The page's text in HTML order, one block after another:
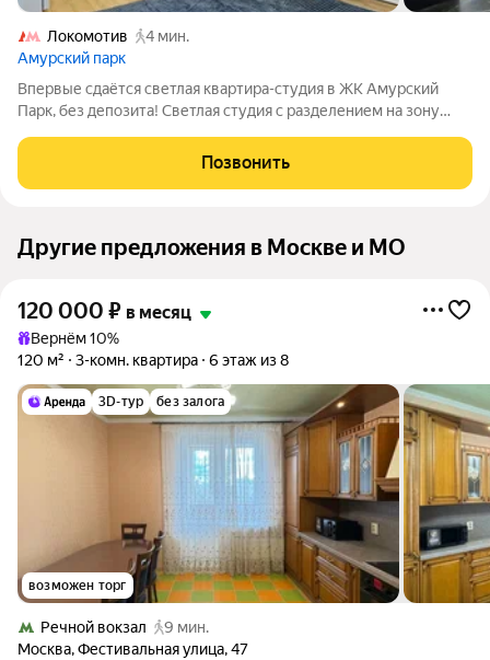
Локомотив
4 мин.
Амурский парк
Впервые сдаётся светлая квартира-студия в ЖК Амурский
Парк, без депозита! Светлая студия с разделением на зону
кабинкой. Выполнен качественный евроремонт в светлых
тонах, полы - ламинат и
Позвонить
Другие предложения в Москве и МО
120 000 ₽ в месяц
Вернём 10%
120 м²
3-комн. квартира 6 этаж из 8
3D-тур без залога
возможен торг
Речной вокзал
9 мин.
Москва,Фестивальная улица,47